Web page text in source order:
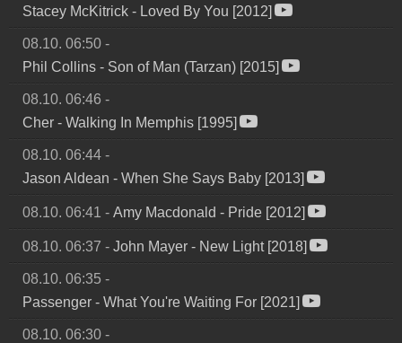
Stacey McKitrick - Loved By You [2012]
08.10. 06:50 -
Phil Collins - Son of Man (Tarzan) [2015]
08.10. 06:46 -
Cher - Walking In Memphis [1995]
08.10. 06:44 -
Jason Aldean - When She Says Baby [2013]
08.10. 06:41 - Amy Macdonald - Pride [2012]
08.10. 06:37 - John Mayer - New Light [2018]
08.10. 06:35 -
Passenger - What You're Waiting For [2021]
08.10. 06:30 -